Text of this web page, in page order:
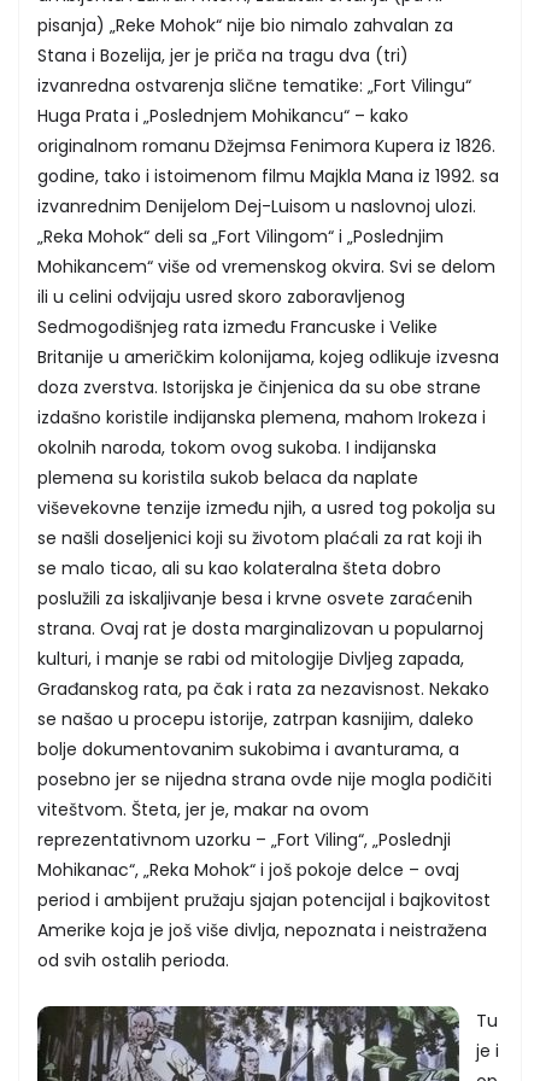
pisanja) „Reke Mohok“ nije bio nimalo zahvalan za
Stana i Bozelija, jer je priča na tragu dva (tri)
izvanredna ostvarenja slične tematike: „Fort Vilingu“
Huga Prata i „Poslednjem Mohikancu“ – kako
originalnom romanu Džejmsa Fenimora Kupera iz 1826.
godine, tako i istoimenom filmu Majkla Mana iz 1992. sa
izvanrednim Denijelom Dej-Luisom u naslovnoj ulozi.
„Reka Mohok“ deli sa „Fort Vilingom“ i „Poslednjim
Mohikancem“ više od vremenskog okvira. Svi se delom
ili u celini odvijaju usred skoro zaboravljenog
Sedmogodišnjeg rata između Francuske i Velike
Britanije u američkim kolonijama, kojeg odlikuje izvesna
doza zverstva. Istorijska je činjenica da su obe strane
izdašno koristile indijanska plemena, mahom Irokeza i
okolnih naroda, tokom ovog sukoba. I indijanska
plemena su koristila sukob belaca da naplate
viševekovne tenzije između njih, a usred tog pokolja su
se našli doseljenici koji su životom plaćali za rat koji ih
se malo ticao, ali su kao kolateralna šteta dobro
poslužili za iskaljivanje besa i krvne osvete zaraćenih
strana. Ovaj rat je dosta marginalizovan u popularnoj
kulturi, i manje se rabi od mitologije Divljeg zapada,
Građanskog rata, pa čak i rata za nezavisnost. Nekako
se našao u procepu istorije, zatrpan kasnijim, daleko
bolje dokumentovanim sukobima i avanturama, a
posebno jer se nijedna strana ovde nije mogla podičiti
viteštvom. Šteta, jer je, makar na ovom
reprezentativnom uzorku – „Fort Viling“, „Poslednji
Mohikanac“, „Reka Mohok“ i još pokoje delce – ovaj
period i ambijent pružaju sjajan potencijal i bajkovitost
Amerike koja je još više divlja, nepoznata i neistražena
od svih ostalih perioda.
Tu
je i